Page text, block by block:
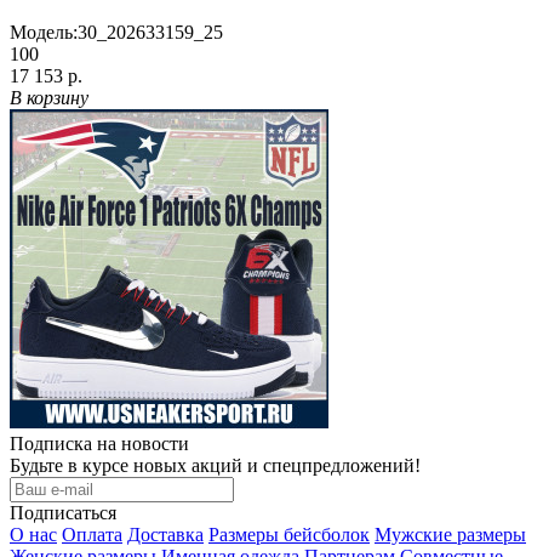
Модель:30_202633159_25
100
17 153 р.
В корзину
Подписка на новости
Будьте в курсе новых акций и спецпредложений!
Подписаться
О нас Оплата Доставка Размеры бейсболок Мужские размеры